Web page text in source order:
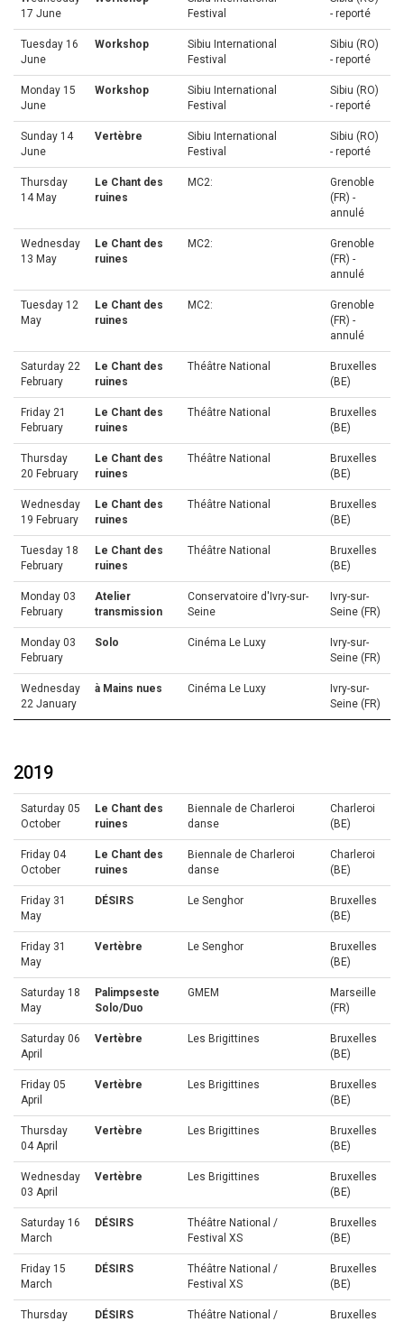
17 June
Festival
- reporté
Tuesday 16
June
Workshop
Sibiu International
Festival
Sibiu (RO)
- reporté
Monday 15
June
Workshop
Sibiu International
Festival
Sibiu (RO)
- reporté
Sunday 14
June
Vertèbre
Sibiu International
Festival
Sibiu (RO)
- reporté
Thursday
14 May
Le Chant des
ruines
MC2:
Grenoble
(FR) -
annulé
Wednesday
13 May
Le Chant des
ruines
MC2:
Grenoble
(FR) -
annulé
Tuesday 12
May
Le Chant des
ruines
MC2:
Grenoble
(FR) -
annulé
Saturday 22
February
Le Chant des
ruines
Théâtre National
Bruxelles
(BE)
Friday 21
February
Le Chant des
ruines
Théâtre National
Bruxelles
(BE)
Thursday
20 February
Le Chant des
ruines
Théâtre National
Bruxelles
(BE)
Wednesday
19 February
Le Chant des
ruines
Théâtre National
Bruxelles
(BE)
Tuesday 18
February
Le Chant des
ruines
Théâtre National
Bruxelles
(BE)
Monday 03
February
Atelier
transmission
Conservatoire d'Ivry-sur-
Seine
Ivry-sur-
Seine (FR)
Monday 03
February
Solo Cinéma Le Luxy
Ivry-sur-
Seine (FR)
Wednesday
22 January
à Mains nues Cinéma Le Luxy
Ivry-sur-
Seine (FR)
2019
Saturday 05
October
Le Chant des
ruines
Biennale de Charleroi
danse
Charleroi
(BE)
Friday 04
October
Le Chant des
ruines
Biennale de Charleroi
danse
Charleroi
(BE)
Friday 31
May
DÉSIRS Le Senghor
Bruxelles
(BE)
Friday 31
May
Vertèbre Le Senghor
Bruxelles
(BE)
Saturday 18
May
Palimpseste
Solo/Duo
GMEM
Marseille
(FR)
Saturday 06
April
Vertèbre Les Brigittines
Bruxelles
(BE)
Friday 05
April
Vertèbre Les Brigittines
Bruxelles
(BE)
Thursday
04 April
Vertèbre Les Brigittines
Bruxelles
(BE)
Wednesday
03 April
Vertèbre Les Brigittines
Bruxelles
(BE)
Saturday 16
March
DÉSIRS
Théâtre National /
Festival XS
Bruxelles
(BE)
Friday 15
March
DÉSIRS
Théâtre National /
Festival XS
Bruxelles
(BE)
Thursday
DÉSIRS
Théâtre National /
Bruxelles